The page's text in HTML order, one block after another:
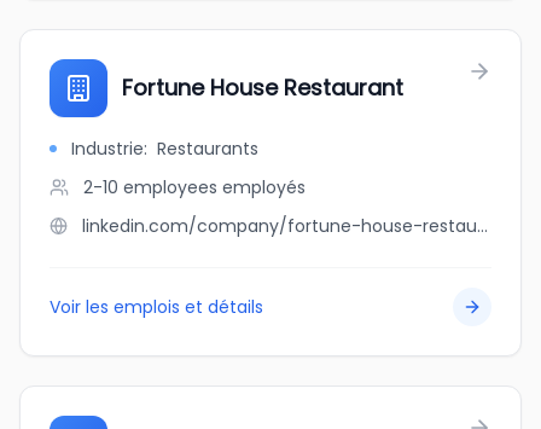
Fortune House Restaurant
Industrie: Restaurants
2-10 employees employés
linkedin.com/company/fortune-house-restaurant
Voir les emplois et détails